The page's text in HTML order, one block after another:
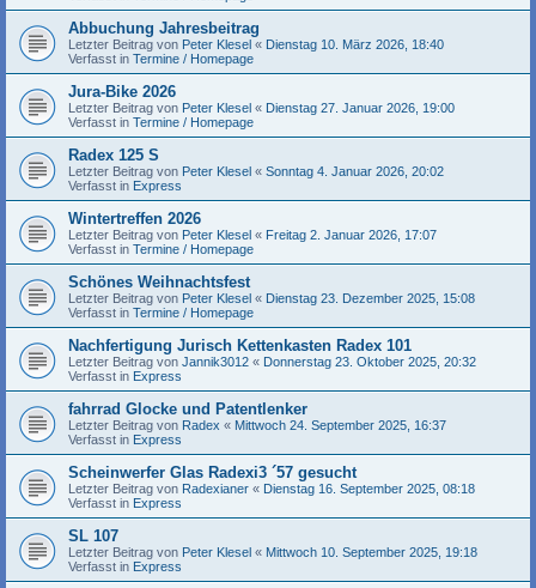
Abbuchung Jahresbeitrag
Letzter Beitrag von Peter Klesel « Dienstag 10. März 2026, 18:40
Verfasst in Termine / Homepage
Jura-Bike 2026
Letzter Beitrag von Peter Klesel « Dienstag 27. Januar 2026, 19:00
Verfasst in Termine / Homepage
Radex 125 S
Letzter Beitrag von Peter Klesel « Sonntag 4. Januar 2026, 20:02
Verfasst in Express
Wintertreffen 2026
Letzter Beitrag von Peter Klesel « Freitag 2. Januar 2026, 17:07
Verfasst in Termine / Homepage
Schönes Weihnachtsfest
Letzter Beitrag von Peter Klesel « Dienstag 23. Dezember 2025, 15:08
Verfasst in Termine / Homepage
Nachfertigung Jurisch Kettenkasten Radex 101
Letzter Beitrag von Jannik3012 « Donnerstag 23. Oktober 2025, 20:32
Verfasst in Express
fahrrad Glocke und Patentlenker
Letzter Beitrag von Radex « Mittwoch 24. September 2025, 16:37
Verfasst in Express
Scheinwerfer Glas Radexi3 ´57 gesucht
Letzter Beitrag von Radexianer « Dienstag 16. September 2025, 08:18
Verfasst in Express
SL 107
Letzter Beitrag von Peter Klesel « Mittwoch 10. September 2025, 19:18
Verfasst in Express